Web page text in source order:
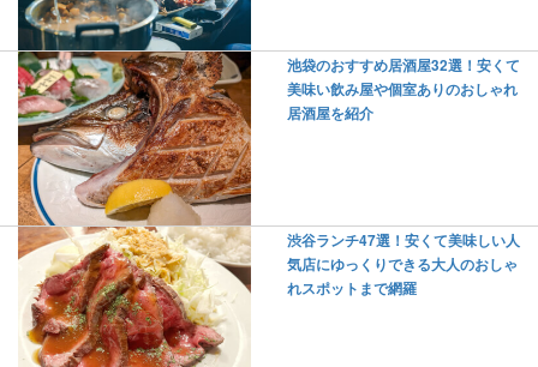
池袋のおすすめ居酒屋32選！安くて
美味い飲み屋や個室ありのおしゃれ
居酒屋を紹介
渋谷ランチ47選！安くて美味しい人
気店にゆっくりできる大人のおしゃ
れスポットまで網羅